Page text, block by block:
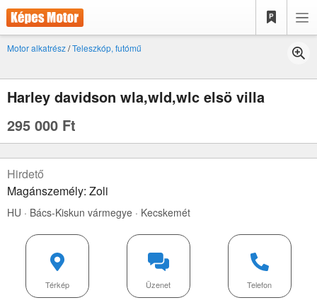
Motor alkatrész/Teleszkóp, futómű
Harley davidson wla,wld,wlc elsö villa
295 000 Ft
Hirdető
Magánszemély: Zoli
HU · Bács-Kiskun vármegye · Kecskemét
Telefon
Üzenet
Térkép